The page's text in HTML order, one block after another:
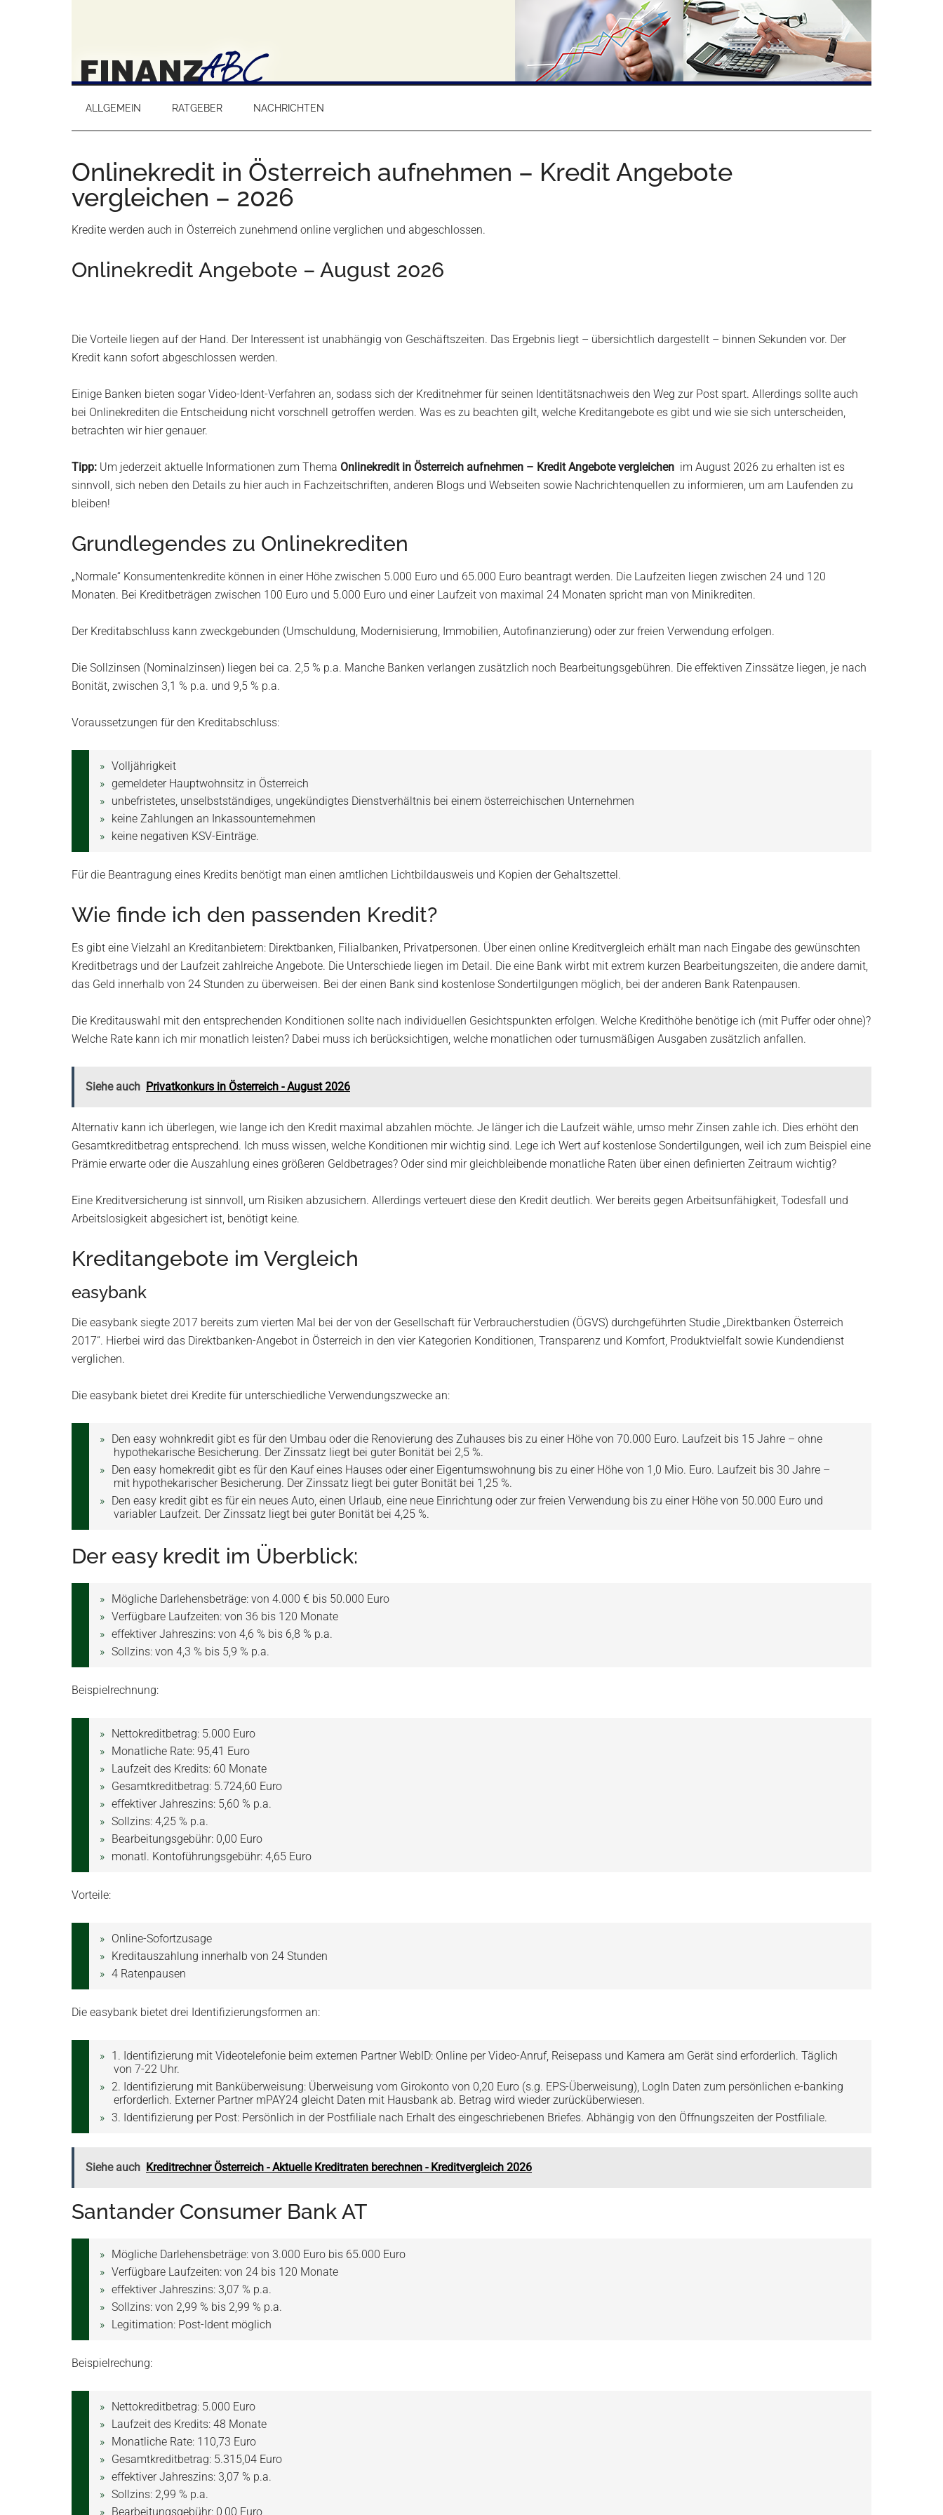
ALLGEMEIN RATGEBER NACHRICHTEN
Onlinekredit in Österreich aufnehmen – Kredit Angebote
vergleichen – 2026
Kredite werden auch in Österreich zunehmend online verglichen und abgeschlossen.
Onlinekredit Angebote – August 2026
Die Vorteile liegen auf der Hand. Der Interessent ist unabhängig von Geschäftszeiten. Das Ergebnis liegt – übersichtlich dargestellt – binnen Sekunden vor. Der
Kredit kann sofort abgeschlossen werden.
Einige Banken bieten sogar Video-Ident-Verfahren an, sodass sich der Kreditnehmer für seinen Identitätsnachweis den Weg zur Post spart. Allerdings sollte auch
bei Onlinekrediten die Entscheidung nicht vorschnell getroffen werden. Was es zu beachten gilt, welche Kreditangebote es gibt und wie sie sich unterscheiden,
betrachten wir hier genauer.
Tipp: Um jederzeit aktuelle Informationen zum Thema Onlinekredit in Österreich aufnehmen – Kredit Angebote vergleichen im August 2026 zu erhalten ist es
sinnvoll, sich neben den Details zu hier auch in Fachzeitschriften, anderen Blogs und Webseiten sowie Nachrichtenquellen zu informieren, um am Laufenden zu
bleiben!
Grundlegendes zu Onlinekrediten
„Normale“ Konsumentenkredite können in einer Höhe zwischen 5.000 Euro und 65.000 Euro beantragt werden. Die Laufzeiten liegen zwischen 24 und 120
Monaten. Bei Kreditbeträgen zwischen 100 Euro und 5.000 Euro und einer Laufzeit von maximal 24 Monaten spricht man von Minikrediten.
Der Kreditabschluss kann zweckgebunden (Umschuldung, Modernisierung, Immobilien, Autofinanzierung) oder zur freien Verwendung erfolgen.
Die Sollzinsen (Nominalzinsen) liegen bei ca. 2,5 % p.a. Manche Banken verlangen zusätzlich noch Bearbeitungsgebühren. Die effektiven Zinssätze liegen, je nach
Bonität, zwischen 3,1 % p.a. und 9,5 % p.a.
Voraussetzungen für den Kreditabschluss:
Volljährigkeit
gemeldeter Hauptwohnsitz in Österreich
unbefristetes, unselbstständiges, ungekündigtes Dienstverhältnis bei einem österreichischen Unternehmen
keine Zahlungen an Inkassounternehmen
keine negativen KSV-Einträge.
Für die Beantragung eines Kredits benötigt man einen amtlichen Lichtbildausweis und Kopien der Gehaltszettel.
Wie finde ich den passenden Kredit?
Es gibt eine Vielzahl an Kreditanbietern: Direktbanken, Filialbanken, Privatpersonen. Über einen online Kreditvergleich erhält man nach Eingabe des gewünschten
Kreditbetrags und der Laufzeit zahlreiche Angebote. Die Unterschiede liegen im Detail. Die eine Bank wirbt mit extrem kurzen Bearbeitungszeiten, die andere damit,
das Geld innerhalb von 24 Stunden zu überweisen. Bei der einen Bank sind kostenlose Sondertilgungen möglich, bei der anderen Bank Ratenpausen.
Die Kreditauswahl mit den entsprechenden Konditionen sollte nach individuellen Gesichtspunkten erfolgen. Welche Kredithöhe benötige ich (mit Puffer oder ohne)?
Welche Rate kann ich mir monatlich leisten? Dabei muss ich berücksichtigen, welche monatlichen oder turnusmäßigen Ausgaben zusätzlich anfallen.
Siehe auch Privatkonkurs in Österreich - August 2026
Alternativ kann ich überlegen, wie lange ich den Kredit maximal abzahlen möchte. Je länger ich die Laufzeit wähle, umso mehr Zinsen zahle ich. Dies erhöht den
Gesamtkreditbetrag entsprechend. Ich muss wissen, welche Konditionen mir wichtig sind. Lege ich Wert auf kostenlose Sondertilgungen, weil ich zum Beispiel eine
Prämie erwarte oder die Auszahlung eines größeren Geldbetrages? Oder sind mir gleichbleibende monatliche Raten über einen definierten Zeitraum wichtig?
Eine Kreditversicherung ist sinnvoll, um Risiken abzusichern. Allerdings verteuert diese den Kredit deutlich. Wer bereits gegen Arbeitsunfähigkeit, Todesfall und
Arbeitslosigkeit abgesichert ist, benötigt keine.
Kreditangebote im Vergleich
easybank
Die easybank siegte 2017 bereits zum vierten Mal bei der von der Gesellschaft für Verbraucherstudien (ÖGVS) durchgeführten Studie „Direktbanken Österreich
2017“. Hierbei wird das Direktbanken-Angebot in Österreich in den vier Kategorien Konditionen, Transparenz und Komfort, Produktvielfalt sowie Kundendienst
verglichen.
Die easybank bietet drei Kredite für unterschiedliche Verwendungszwecke an:
Den easy wohnkredit gibt es für den Umbau oder die Renovierung des Zuhauses bis zu einer Höhe von 70.000 Euro. Laufzeit bis 15 Jahre – ohne
hypothekarische Besicherung. Der Zinssatz liegt bei guter Bonität bei 2,5 %.
Den easy homekredit gibt es für den Kauf eines Hauses oder einer Eigentumswohnung bis zu einer Höhe von 1,0 Mio. Euro. Laufzeit bis 30 Jahre –
mit hypothekarischer Besicherung. Der Zinssatz liegt bei guter Bonität bei 1,25 %.
Den easy kredit gibt es für ein neues Auto, einen Urlaub, eine neue Einrichtung oder zur freien Verwendung bis zu einer Höhe von 50.000 Euro und
variabler Laufzeit. Der Zinssatz liegt bei guter Bonität bei 4,25 %.
Der easy kredit im Überblick:
Mögliche Darlehensbeträge: von 4.000 € bis 50.000 Euro
Verfügbare Laufzeiten: von 36 bis 120 Monate
effektiver Jahreszins: von 4,6 % bis 6,8 % p.a.
Sollzins: von 4,3 % bis 5,9 % p.a.
Beispielrechnung:
Nettokreditbetrag: 5.000 Euro
Monatliche Rate: 95,41 Euro
Laufzeit des Kredits: 60 Monate
Gesamtkreditbetrag: 5.724,60 Euro
effektiver Jahreszins: 5,60 % p.a.
Sollzins: 4,25 % p.a.
Bearbeitungsgebühr: 0,00 Euro
monatl. Kontoführungsgebühr: 4,65 Euro
Vorteile:
Online-Sofortzusage
Kreditauszahlung innerhalb von 24 Stunden
4 Ratenpausen
Die easybank bietet drei Identifizierungsformen an:
1. Identifizierung mit Videotelefonie beim externen Partner WebID: Online per Video-Anruf, Reisepass und Kamera am Gerät sind erforderlich. Täglich
von 7-22 Uhr.
2. Identifizierung mit Banküberweisung: Überweisung vom Girokonto von 0,20 Euro (s.g. EPS-Überweisung), LogIn Daten zum persönlichen e-banking
erforderlich. Externer Partner mPAY24 gleicht Daten mit Hausbank ab. Betrag wird wieder zurücküberwiesen.
3. Identifizierung per Post: Persönlich in der Postfiliale nach Erhalt des eingeschriebenen Briefes. Abhängig von den Öffnungszeiten der Postfiliale.
Siehe auch Kreditrechner Österreich - Aktuelle Kreditraten berechnen - Kreditvergleich 2026
Santander Consumer Bank AT
Mögliche Darlehensbeträge: von 3.000 Euro bis 65.000 Euro
Verfügbare Laufzeiten: von 24 bis 120 Monate
effektiver Jahreszins: 3,07 % p.a.
Sollzins: von 2,99 % bis 2,99 % p.a.
Legitimation: Post-Ident möglich
Beispielrechung:
Nettokreditbetrag: 5.000 Euro
Laufzeit des Kredits: 48 Monate
Monatliche Rate: 110,73 Euro
Gesamtkreditbetrag: 5.315,04 Euro
effektiver Jahreszins: 3,07 % p.a.
Sollzins: 2,99 % p.a.
Bearbeitungsgebühr: 0,00 Euro